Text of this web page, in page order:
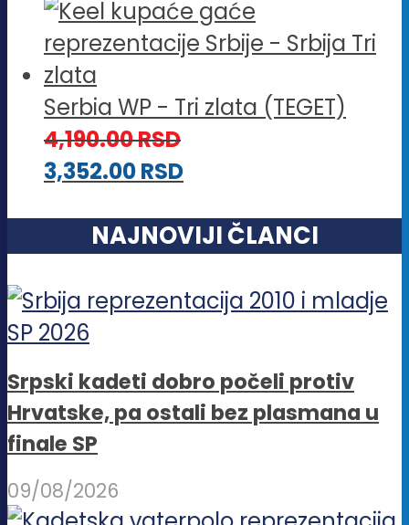
Serbia WP - Tri zlata (TEGET)
4,190.00RSD
3,352.00RSD
NAJNOVIJI ČLANCI
Srpski kadeti dobro počeli protiv
Hrvatske, pa ostali bez plasmana u
finale SP
09/08/2026